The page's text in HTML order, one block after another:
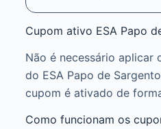
Cupom ativo ESA Papo
Não é necessário aplicar
do ESA Papo de
cupom é ativado de
Como funcionam os